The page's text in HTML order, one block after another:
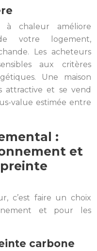
à chaleur améliore
votre logement,
Les acheteurs
aux critères
Une maison
attractive et se vend
value estimée entre
:
et
c’est faire un choix
et pour les
carbone